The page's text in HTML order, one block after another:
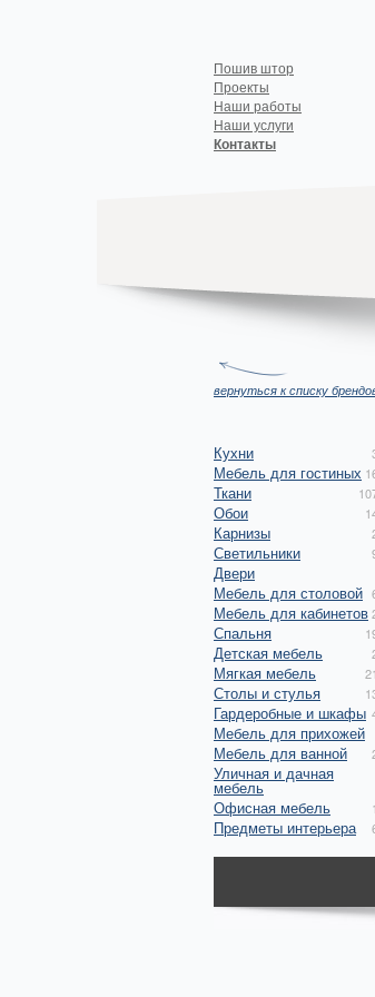
Пошив штор
Проекты
Наши работы
Наши услуги
Контакты
вернуться к списку
Кухни
Мебель для гостиных
Ткани
Обои
Карнизы
Светильники
Двери
Мебель для столовой
Мебель для кабинетов
Спальня
Детская мебель
Мягкая мебель
Столы и стулья
Гардеробные и шкафы
Мебель для прихожей
Мебель для ванной
Уличная и дачная
мебель
Офисная мебель
Предметы интерьера